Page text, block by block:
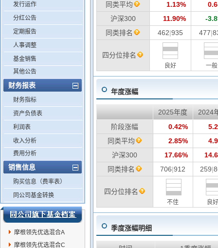
发行运作
分红公告
定期报告
人事调整
基金销售
其他公告
财务报表
财务指标
资产负债表
利润表
收入分析
费用分析
销售信息
购买信息（费率表）
同公司基金转换
摩根领先优选混合A
摩根领先优选混合C
同类平均
1.13%
沪深300
11.90%
-
同类排名
462|935 477|
四分位排名
良好 一般
年度涨幅
2025年度
2024
阶段涨幅
0.42%
同类平均
2.85%
沪深300
17.66%
同类排名
706|912 259|
四分位排名
不佳 良好
季度涨幅明细